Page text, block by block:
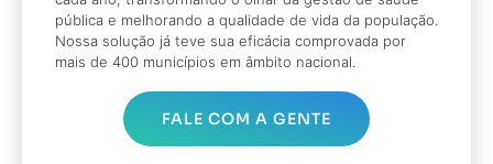
pública e melhorando a qualidade de vida da população.
Nossa solução já teve sua eficácia comprovada por
mais de 400 municípios em âmbito nacional.
FALE COM A GENTE